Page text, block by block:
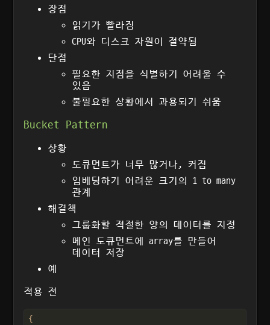
장점
읽기가 빨라짐
CPU와 디스크 자원이 절약됨
단점
필요한 지점을 식별하기 어려울 수
있음
불필요한 상황에서 과용되기 쉬움
Bucket Pattern
상황
도큐먼트가 너무 많거나, 커짐
임베딩하기 어려운 크기의 1 to many
관계
해결책
그룹화할 적절한 양의 데이터를 지정
메인 도큐먼트에 array를 만들어
데이터 저장
예
적용 전